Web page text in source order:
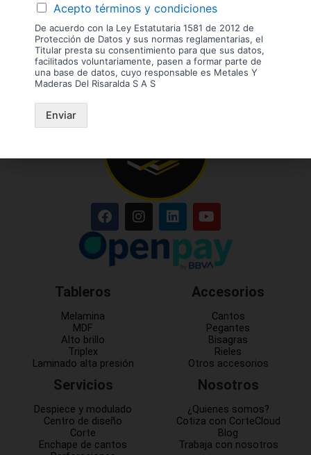
Tableros
Melamina
MDF
Alto brillo
Triplex
Laminado alta presión
Servicios
Despiece y modulado
Centro de diseño
Corte
Enchape de cantos
Accesorios
Cantos
Pegantes
Bisagras
Rieles
Otros accesorios
Nosotros
¿Quienes somos?
Cotiza con CorteCloud
Blog
Trabaja con nosotros
Acepto términos y condiciones
De acuerdo con la Ley Estatutaria 1581 de 2012 de
Protección de Datos y sus normas reglamentarias, el
Titular presta su consentimiento para que sus datos,
facilitados voluntariamente, pasen a formar parte de
una base de datos, cuyo responsable es Metales Y
Maderas Del Risaralda S A S
Enviar